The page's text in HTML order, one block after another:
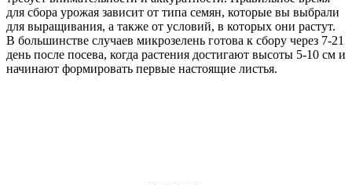
для сбора урожая зависит от типа семян, которые вы выбрали
для выращивания, а также от условий, в которых они растут.
В большинстве случаев микрозелень готова к сбору через 7-21
день после посева, когда растения достигают высоты 5-10 см и
начинают формировать первые настоящие листья.